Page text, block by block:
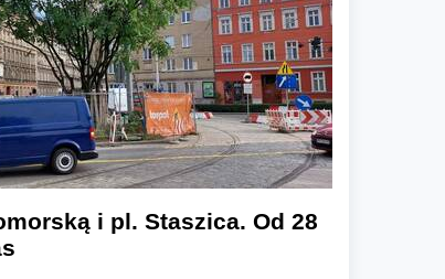
i pl. Staszica. Od 28